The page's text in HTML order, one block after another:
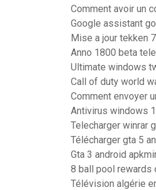
Comment avoir un
Google assistant
Mise a jour tekken
Anno 1800 beta
Ultimate windows
Call of duty world
Comment envoyer
Antivirus windows
Telecharger winrar
Télécharger gta 5
Gta 3 android
8 ball pool rewards
Télévision algérie